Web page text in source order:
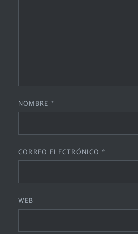
NOMBRE *
CORREO ELECTRÓNICO *
WEB